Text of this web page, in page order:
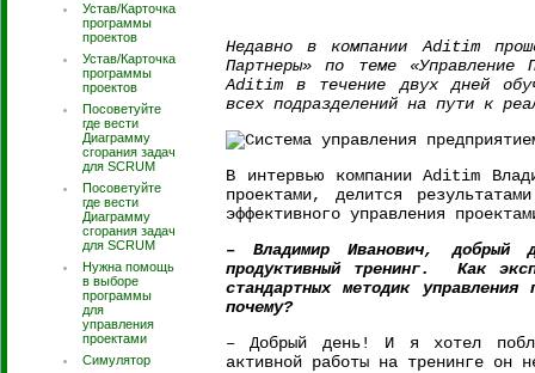
Устав/Карточка
программы
проектов
Устав/Карточка
программы
проектов
Посоветуйте
где вести
Диаграмму
сгорания задач
для SCRUM
Посоветуйте
где вести
Диаграмму
сгорания задач
для SCRUM
Нужна помощь
в выборе
программы
для
управления
проектами
Симулятор
Недавно в компании Aditim
Партнеры» по теме «Управление
Aditim в течение двух дней
всех подразделений на пути к
В интервью компании Aditim
проектами, делится
эффективного управления
– Владимир Иванович,
продуктивный тренинг. Как
стандартных методик
почему?
– Добрый день! И я хотел
активной работы на тренинге он